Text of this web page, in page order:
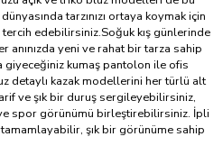
tarzınızı ortaya koymak için
edebilirsiniz.Soğuk kış günlerinde
anınızda yeni ve rahat bir tarza sahip
giyeceğiniz kumaş pantolon ile ofis
detaylı kazak modellerini her türlü alt
ve şık bir duruş sergileyebilirsiniz,
spor görünümü birleştirebilirsiniz. İpli
şık bir görünüme sahip